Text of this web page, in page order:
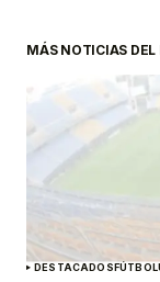
MÁS NOTICIAS DEL
DESTACADOSFÚTBOL